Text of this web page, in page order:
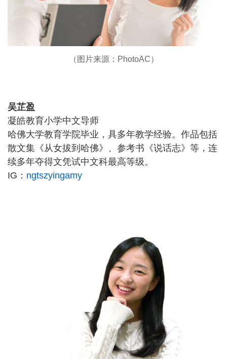
（图片来源：PhotoAC）
吴芷盈
凝皓教育小学中文导师
哈佛大学教育学院毕业，具多年教学经验。作品包括
散文集《从女拔到哈佛》、参考书《说话志》等，连
续多年夺得文凭试中文科最高等级。
IG： ngtszyingamy